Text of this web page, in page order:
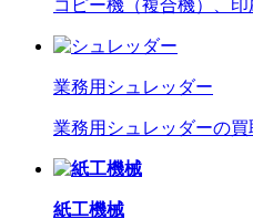
コピー機（複合機）、
業務用シュレッダー
業務用シュレッダーの
紙工機械